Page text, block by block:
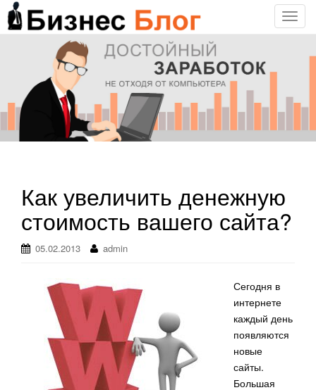
T
o
e
a
t
Как увеличить денежную
стоимость вашего сайта?
05.02.2013 admin
Сегодня в
интернете
каждый день
появляются
новые
сайты.
Большая